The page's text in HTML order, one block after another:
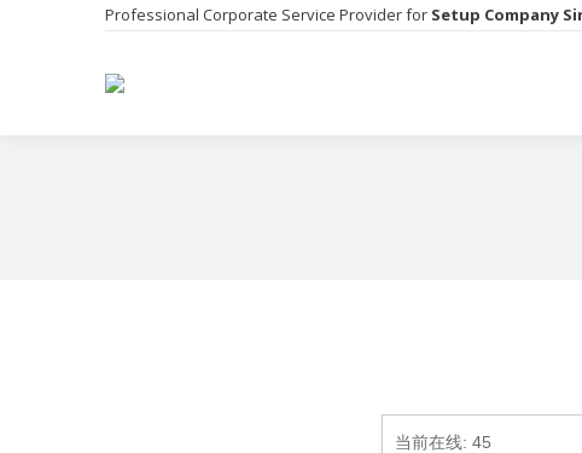
Professional Corporate Service Provider for Setup Company
当前在线: 45